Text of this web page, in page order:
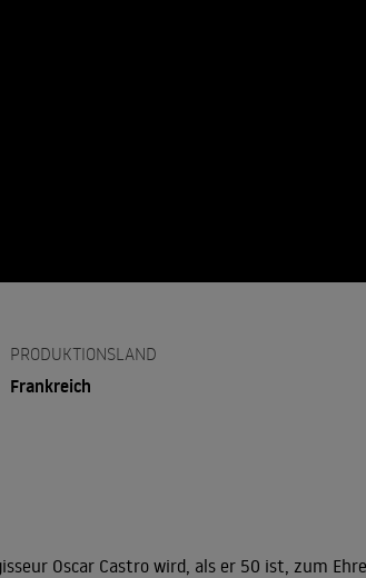
PRODUKTIONSLAND
Frankreich
Oscar Castro wird, als er 50 ist, zum